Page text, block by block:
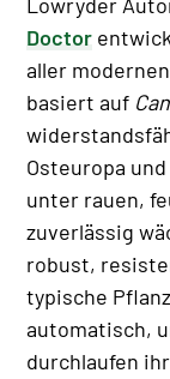
Doctor
aller
basiert auf
Osteuropa
unter rauen,
zuverlässig
robust,
typische
automatisch,
durchlaufen